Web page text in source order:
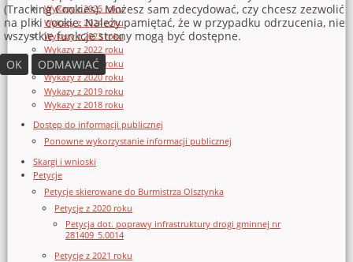
Wykazy z 2025 roku
Wykazy z 2024 roku
Wykazy z 2023 roku
Wykazy z 2022 roku
Wykazy z 2021 roku
Wykazy z 2020 roku
Wykazy z 2019 roku
Wykazy z 2018 roku
Dostęp do informacji publicznej
Ponowne wykorzystanie informacji publicznej
Skargi i wnioski
Petycje
Petycje skierowane do Burmistrza Olsztynka
Petycje z 2020 roku
Petycja dot. poprawy infrastruktury drogi gminnej nr
281409_5.0014
Petycje z 2021 roku
(Tracking Cookies). Możesz sam zdecydować, czy chcesz zezwolić
na pliki cookie. Należy pamiętać, że w przypadku odrzucenia, nie
wszystkie funkcje strony mogą być dostępne.
OK
ODMAWIAĆ